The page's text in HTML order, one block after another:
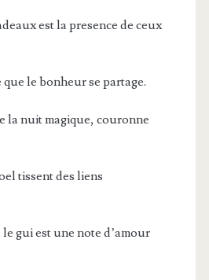
est la presence de ceux
le bonheur se partage.
la nuit magique, couronne
tissent des liens
gui est une note d’amour